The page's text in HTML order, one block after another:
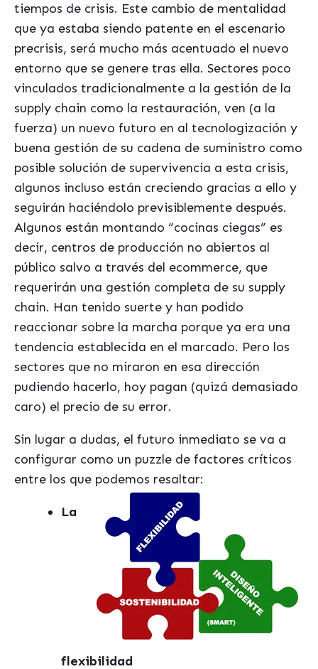
tiempos de crisis. Este cambio de mentalidad
que ya estaba siendo patente en el escenario
precrisis, será mucho más acentuado el nuevo
entorno que se genere tras ella. Sectores poco
vinculados tradicionalmente a la gestión de la
supply chain como la restauración, ven (a la
fuerza) un nuevo futuro en al tecnologización y
buena gestión de su cadena de suministro como
posible solución de supervivencia a esta crisis,
algunos incluso están creciendo gracias a ello y
seguirán haciéndolo previsiblemente después.
Algunos están montando “cocinas ciegas” es
decir, centros de producción no abiertos al
público salvo a través del ecommerce, que
requerirán una gestión completa de su supply
chain. Han tenido suerte y han podido
reaccionar sobre la marcha porque ya era una
tendencia establecida en el marcado. Pero los
sectores que no miraron en esa dirección
pudiendo hacerlo, hoy pagan (quizá demasiado
caro) el precio de su error.
Sin lugar a dudas, el futuro inmediato se va a
configurar como un puzzle de factores críticos
entre los que podemos resaltar:
La
flexibilidad